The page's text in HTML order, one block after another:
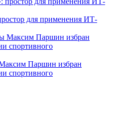
для применения ИТ-
Паршин избран
спортивного